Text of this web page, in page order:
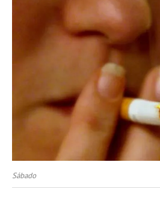
Sábado